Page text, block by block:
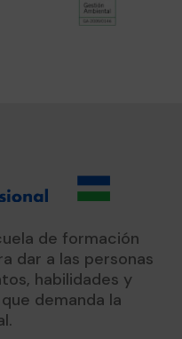
de formación
dar a las personas
habilidades y
demanda la